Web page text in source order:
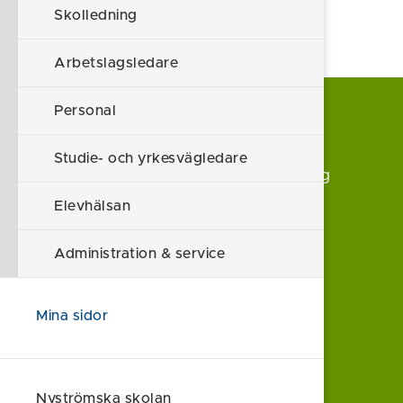
Skolledning
Arbetslagsledare
Personal
Studie- och yrkesvägledare
Elevhälsan
Administration & service
Mina sidor
Nyströmska skolan
Nyströmska skolan
Östra Rydsvägen 8, 614 32 Söderköping